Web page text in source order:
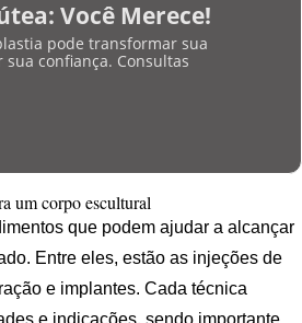
Você Merece!
pode transformar sua
confiança. Consultas
um corpo escultural
que podem ajudar a alcançar
Entre eles, estão as injeções de
e implantes. Cada técnica
e indicações, sendo importante